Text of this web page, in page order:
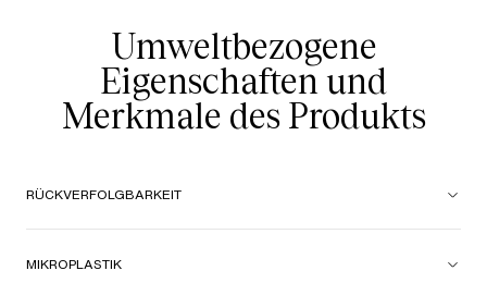
Umweltbezogene
Eigenschaften und
Merkmale des Produkts
RÜCKVERFOLGBARKEIT
MIKROPLASTIK